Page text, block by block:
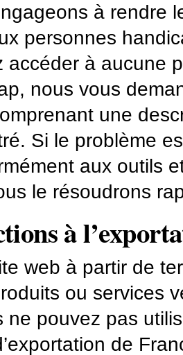
à rendre
personnes
accéder à aucune
nous vous
une
Si le problème
aux outils
le résoudrons
à
web à partir de
ou services
ne pouvez pas
de